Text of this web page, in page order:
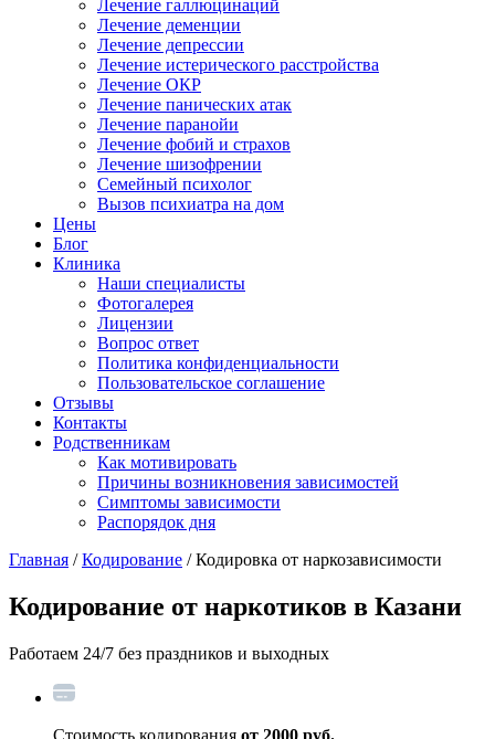
Лечение галлюцинаций
Лечение деменции
Лечение депрессии
Лечение истерического расстройства
Лечение ОКР
Лечение панических атак
Лечение паранойи
Лечение фобий и страхов
Лечение шизофрении
Семейный психолог
Вызов психиатра на дом
Цены
Блог
Клиника
Наши специалисты
Фотогалерея
Лицензии
Вопрос ответ
Политика конфиденциальности
Пользовательское соглашение
Отзывы
Контакты
Родственникам
Как мотивировать
Причины возникновения зависимостей
Симптомы зависимости
Распорядок дня
Главная /Кодирование / Кодировка от наркозависимости
Кодирование от наркотиков в Казани
Работаем 24/7 без праздников и выходных
Стоимость кодирования от 2000 руб.